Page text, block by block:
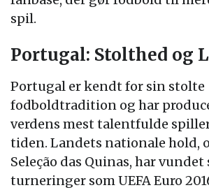
spil.
Portugal: Stolthed og
Portugal er kendt for sin stolte
fodboldtradition og har
verdens mest talentfulde
tiden. Landets nationale hold,
Seleção das Quinas, har vundet
turneringer som UEFA Euro